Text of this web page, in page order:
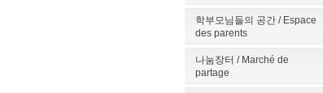
학부모님들의 공간 / Espace
des parents
나눔장터 / Marché de
partage